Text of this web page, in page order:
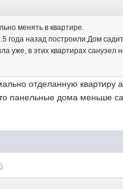
менять в квартире.
года назад построили.Дом
уже, в этих квартирах
отделанную
панельные дома меньше